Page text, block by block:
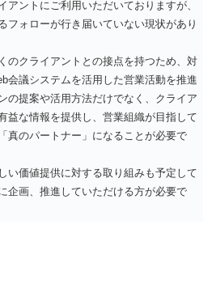
アントにご利用いただいておりますが、
フォローが行き届いていない現状があり
のクライアントとの接点を持つため、対
会議システムを活用した営業活動を推進
の提案や活用方法だけでなく、クライア
益な情報を提供し、営業組織が目指して
真のパートナー」になることが必要で
い価値提供に対する取り組みも予定して
企画、推進していただける方が必要で